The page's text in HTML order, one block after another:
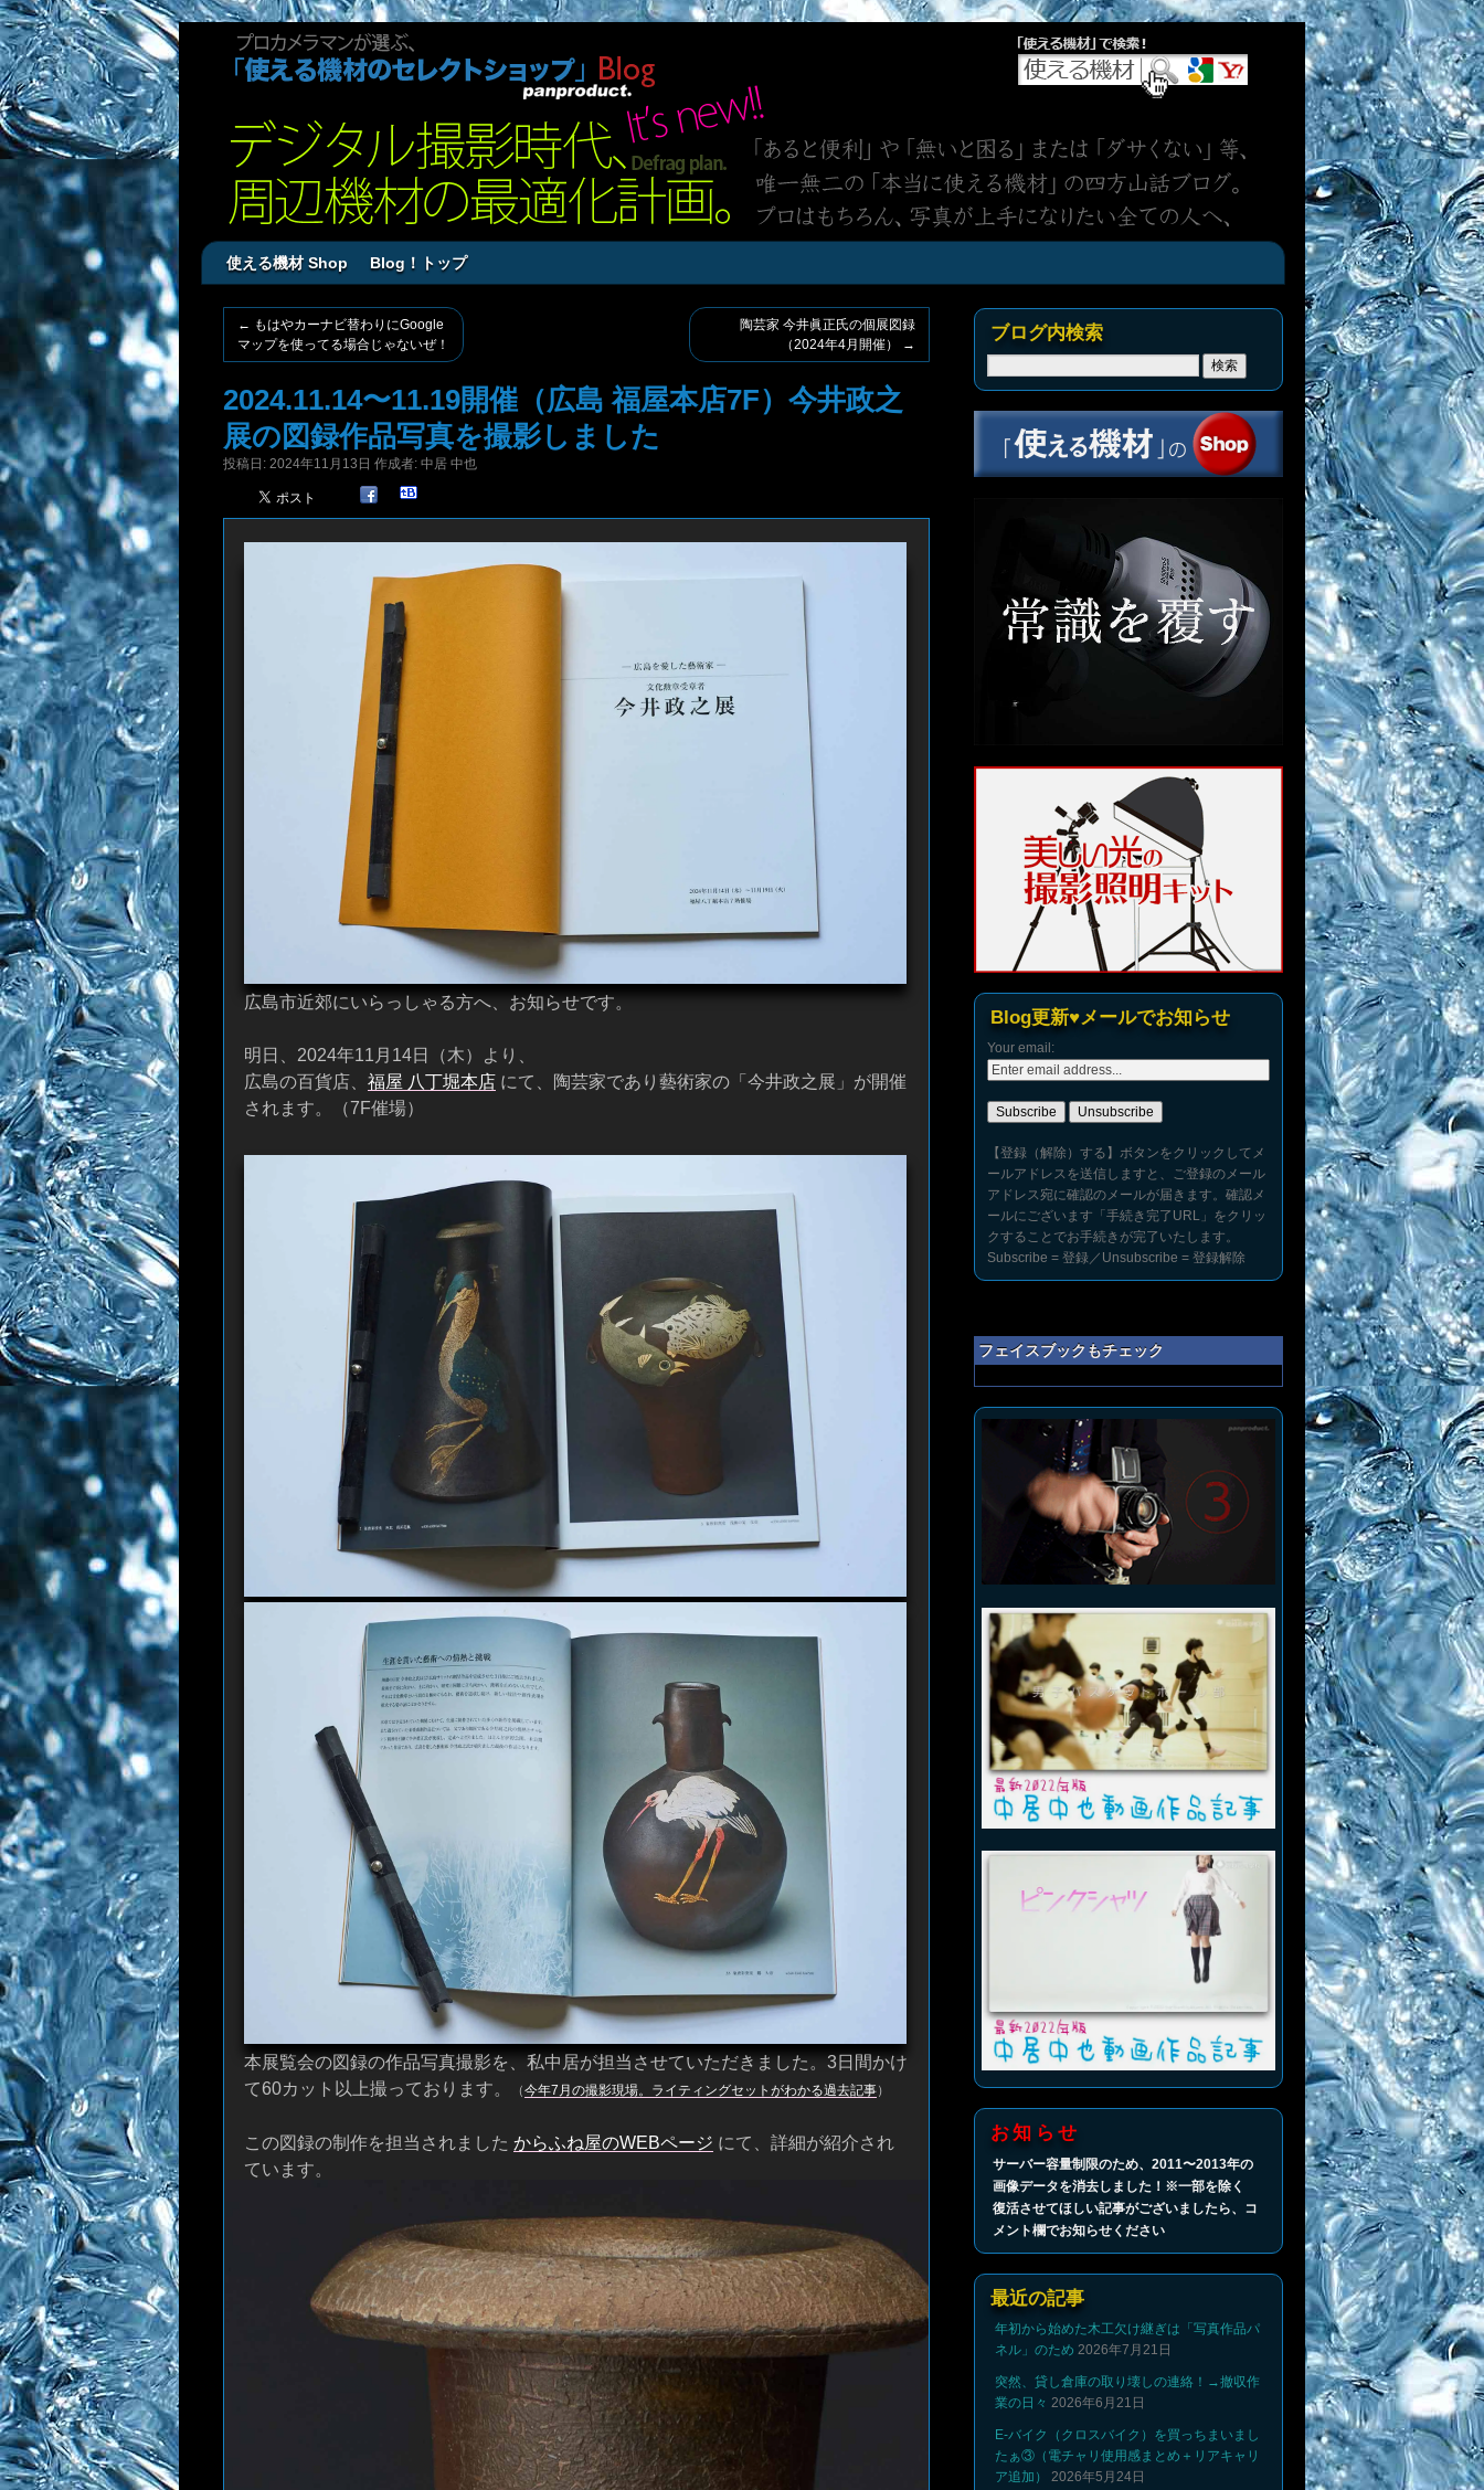
使える機材 Shop Blog！トップ
← もはやカーナビ替わりにGoogle
マップを使ってる場合じゃないぜ！
陶芸家 今井眞正氏の個展図録
（2024年4月開催）
→
2024.11.14〜11.19開催（広島 福屋本店7F）今井政之
展の図録作品写真を撮影しました
投稿日: 2024年11月13日 作成者: 中居 中也
広島市近郊にいらっしゃる方へ、お知らせです。
明日、2024年11月14日（木）より、
広島の百貨店、 福屋 八丁堀本店 にて、陶芸家であり藝術家の「今井政之展」が開催
されます。（7F催場）
本展覧会の図録の作品写真撮影を、私中居が担当させていただきました。3日間かけ
て60カット以上撮っております。
（今年7月の撮影現場。ライティングセットがわかる過去記事）
この図録の制作を担当されました からふね屋のWEBページ にて、詳細が紹介され
ています。
ブログ内検索
Blog更新♥メールでお知らせ
Your email:
【登録（解除）する】ボタンをクリックしてメ
ールアドレスを送信しますと、ご登録のメール
アドレス宛に確認のメールが届きます。確認メ
ールにございます「手続き完了URL」をクリッ
クすることでお手続きが完了いたします。
Subscribe = 登録／Unsubscribe = 登録解除
フェイスブックもチェック
お知らせ
サーバー容量制限のため、2011〜2013年の
画像データを消去しました！※一部を除く
復活させてほしい記事がございましたら、コ
メント欄でお知らせください
最近の記事
年初から始めた木工欠け継ぎは「写真作品パ
ネル」のため 2026年7月21日
突然、貸し倉庫の取り壊しの連絡！→撤収作
業の日々 2026年6月21日
E-バイク（クロスバイク）を買っちまいまし
たぁ③（電チャリ使用感まとめ＋リアキャリ
ア追加）
2026年5月24日